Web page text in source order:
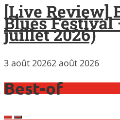
[Live Review]
Blues Festival
juillet 2026)
3 août 20262 août 2026
Best-of